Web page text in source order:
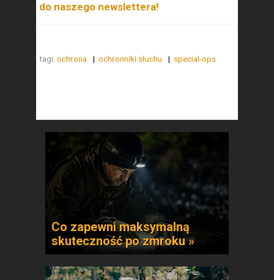
do naszego newslettera!
tagi: ochrona ochronniki słuchu special-ops
Co zapewni maksymalną
skuteczność po zmroku »